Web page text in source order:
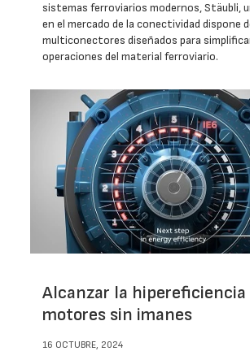
sistemas ferroviarios modernos, Stäubli,
en el mercado de la conectividad dispone
multiconectores diseñados para
operaciones del material ferroviario.
Alcanzar la hipereficiencia
motores sin imanes
16 OCTUBRE, 2024